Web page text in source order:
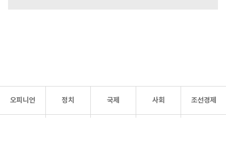
오피니언 정치 국제 사회 조선경제